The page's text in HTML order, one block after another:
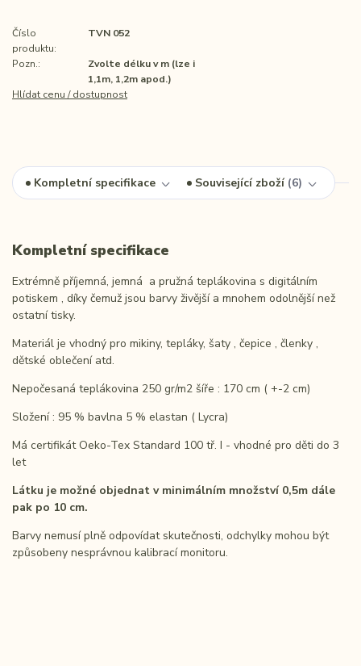
Číslo
produktu:
TVN 052
Pozn.:
Zvolte délku v m (lze i
1,1m, 1,2m apod.)
Hlídat cenu / dostupnost
Kompletní specifikace Související zboží 6
Kompletní specifikace
Extrémně příjemná, jemná a pružná teplákovina s digitálním
potiskem , díky čemuž jsou barvy živější a mnohem odolnější než
ostatní tisky.
Materiál je vhodný pro mikiny, tepláky, šaty , čepice , členky ,
dětské oblečení atd.
Nepočesaná teplákovina 250 gr/m2 šíře : 170 cm ( +-2 cm)
Složení : 95 % bavlna 5 % elastan ( Lycra)
Má certifikát Oeko-Tex Standard 100 tř. I - vhodné pro děti do 3
let
Látku je možné objednat v minimálním množství 0,5m dále
pak po 10 cm.
Barvy nemusí plně odpovídat skutečnosti, odchylky mohou být
způsobeny nesprávnou kalibracímonitoru.